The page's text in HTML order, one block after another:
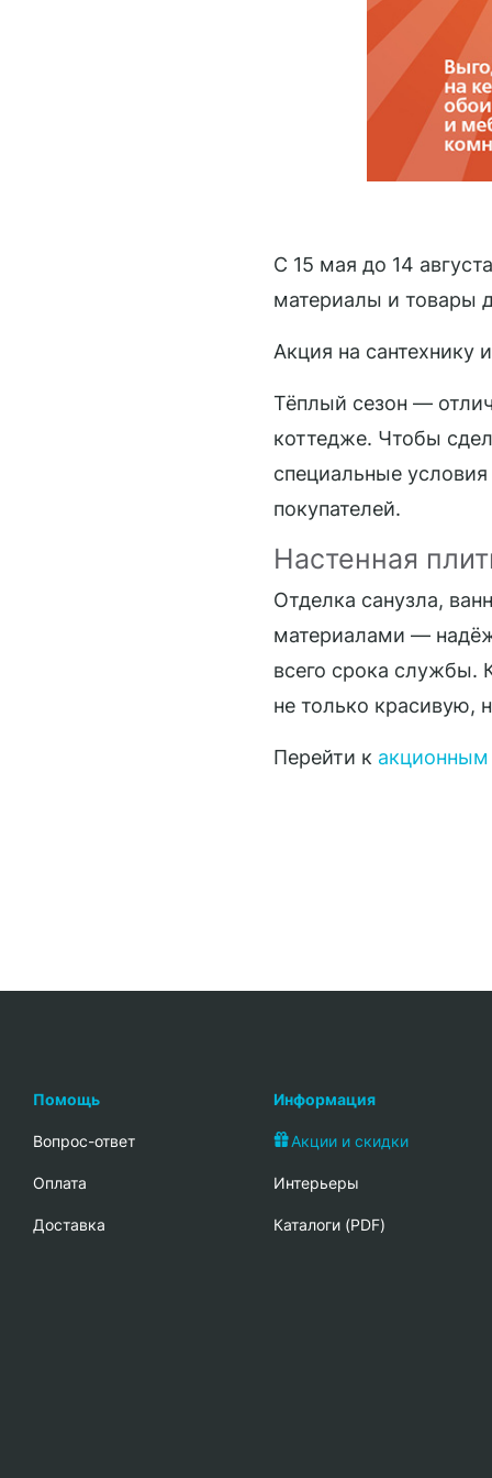
С 15 мая до 14
материалы и товары
Акция на сантехнику
Тёплый сезон —
коттедже. Чтобы
специальные
покупателей.
Настенная
Отделка санузла,
материалами —
всего срока службы.
не только красивую,
Перейти к
Помощь
Вопрос-ответ
Oплата
Доставка
Информация
Акции и скидки
Интерьеры
Каталоги (PDF)